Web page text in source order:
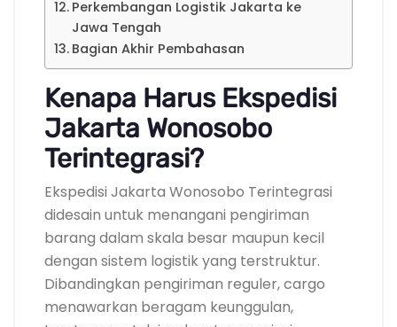
Perkembangan Logistik Jakarta ke
Jawa Tengah
Bagian Akhir Pembahasan
Kenapa Harus Ekspedisi
Jakarta Wonosobo
Terintegrasi?
Ekspedisi Jakarta Wonosobo Terintegrasi
didesain untuk menangani pengiriman
barang dalam skala besar maupun kecil
dengan sistem logistik yang terstruktur.
Dibandingkan pengiriman reguler, cargo
menawarkan beragam keunggulan,